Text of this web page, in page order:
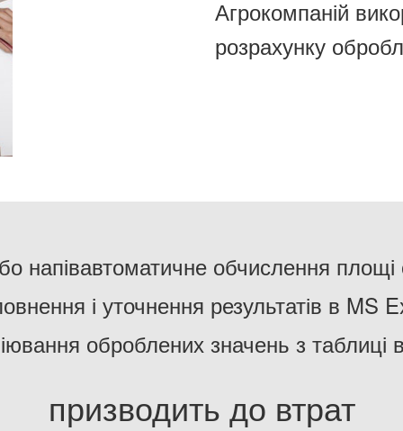
Агрокомпаній
розрахунку
напівавтоматичне обчислення
і уточнення результатів в MS
оброблених значень з таблиці
призводить до втрат